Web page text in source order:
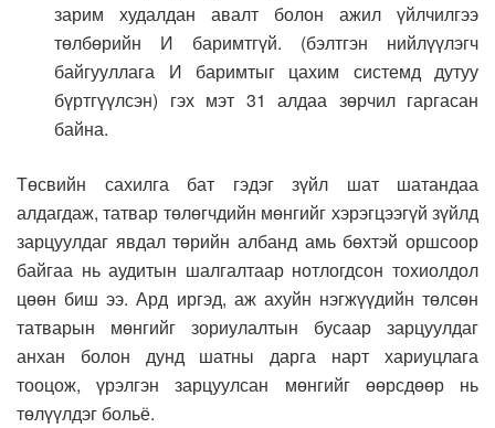
зарим худалдан авалт болон ажил үйлчилгээ
төлбөрийн И баримтгүй. (бэлтгэн нийлүүлэгч
байгууллага И баримтыг цахим системд дутуу
бүртгүүлсэн) гэх мэт 31 алдаа зөрчил гаргасан
байна.
Төсвийн сахилга бат гэдэг зүйл шат шатандаа
алдагдаж, татвар төлөгчдийн мөнгийг хэрэгцээгүй зүйлд
зарцуулдаг явдал төрийн албанд амь бөхтэй оршсоор
байгаа нь аудитын шалгалтаар нотлогдсон тохиолдол
цөөн биш ээ.Ард иргэд, аж ахуйн нэгжүүдийн төлсөн
татварын мөнгийг зориулалтын бусаар зарцуулдаг
анхан болон дунд шатны дарга нарт хариуцлага
тооцож, үрэлгэн зарцуулсан мөнгийг өөрсдөөр нь
төлүүлдэг больё.